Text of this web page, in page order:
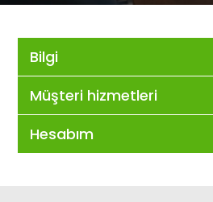
Bilgi
Müşteri hizmetleri
Hesabım